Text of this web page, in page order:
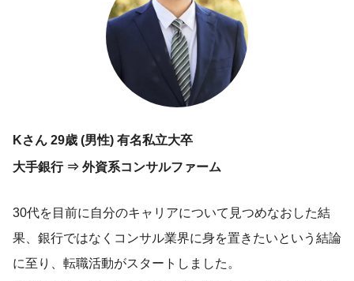
Kさん 29歳 (男性) 有名私立大卒
大手銀行 ⇒ 外資系コンサルファーム
30代を目前に自分のキャリアについて見つめなおした結
果、銀行ではなくコンサル業界に身を置きたいという結論
に至り、転職活動がスタートしました。